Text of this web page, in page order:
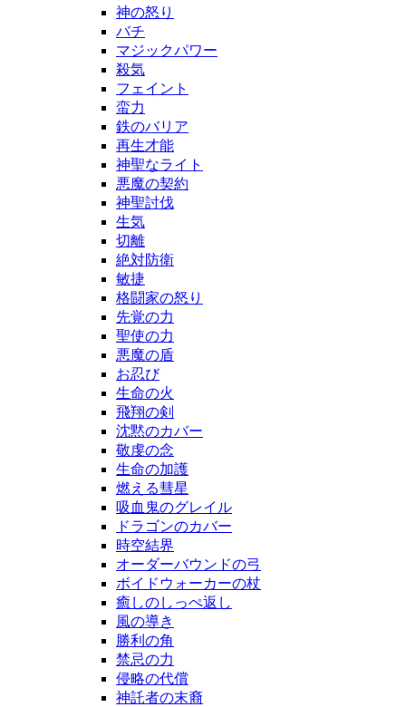
神の怒り
バチ
マジックパワー
殺気
フェイント
蛮力
鉄のバリア
再生才能
神聖なライト
悪魔の契約
神聖討伐
生気
切離
絶対防衛
敏捷
格闘家の怒り
先覚の力
聖使の力
悪魔の盾
お忍び
生命の火
飛翔の剣
沈黙のカバー
敬虔の念
生命の加護
燃える彗星
吸血鬼のグレイル
ドラゴンのカバー
時空結界
オーダーバウンドの弓
ボイドウォーカーの杖
癒しのしっぺ返し
風の導き
勝利の角
禁忌の力
侵略の代償
神託者の末裔